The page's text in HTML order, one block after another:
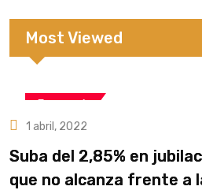
Most Viewed
Economía
1 abril, 2022
Suba del 2,85% en
que no alcanza frente a